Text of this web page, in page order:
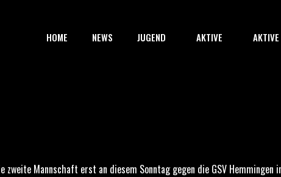
HOME NEWS JUGEND AKTIVE
Mannschaft erst an diesem Sonntag gegen die GSV Hemmingen